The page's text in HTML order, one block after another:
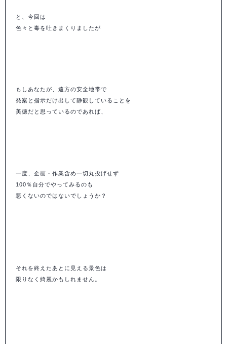
と、今回は
色々と毒を吐きまくりましたが
もしあなたが、遠方の安全地帯で
発案と指示だけ出して静観していることを
美徳だと思っているのであれば、
一度、企画・作業含め一切丸投げせず
100％自分でやってみるのも
悪くないのではないでしょうか？
それを終えたあとに見える景色は
限りなく綺麗かもしれません。